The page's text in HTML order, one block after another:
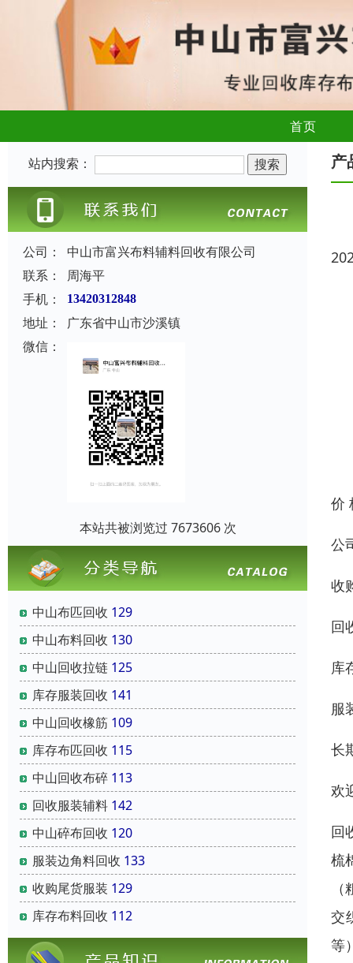
首页
站内搜索：
公司：
中山市富兴布料辅料回收有限公司
联系：
周海平
手机：
13420312848
地址：
广东省中山市沙溪镇
微信：
本站共被浏览过 7673606 次
中山布匹回收 129
中山布料回收 130
中山回收拉链 125
库存服装回收 141
中山回收橡筋 109
库存布匹回收 115
中山回收布碎 113
回收服装辅料 142
中山碎布回收 120
服装边角料回收 133
收购尾货服装 129
库存布料回收 112
产
价
公
收
回
库
服
长
欢
回
梳
交
等